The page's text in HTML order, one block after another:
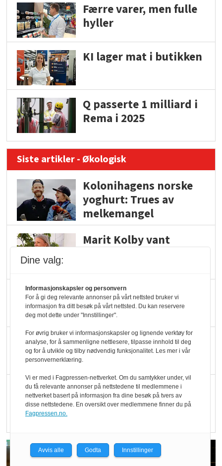
Færre varer, men fulle
hyller
KI lager mat i butikken
Q passerte 1 milliard i
Rema i 2025
Siste artikler - Økologisk
Kolonihagens norske
yoghurt: Trues av
melkemangel
Marit Kolby vant
Blir enklere å velge
økologisk i butikkhylla
Kolonihagen sliter
med å få tak i nok melk
Rapport: Økokundene
er klare! Er markedet
Dine valg:
Informasjonskapsler og personvern
For å gi deg relevante annonser på vårt nettsted bruker vi
informasjon fra ditt besøk på vårt nettsted. Du kan reservere
deg mot dette under "Innstillinger".
For øvrig bruker vi informasjonskapsler og lignende verktøy for
analyse, for å sammenligne nettlesere, tilpasse innhold til deg
og for å utvikle og tilby nødvendig funksjonalitet. Les mer i vår
personvernerklæring.
Vi er med i Fagpressen-nettverket. Om du samtykker under, vil
du få relevante annonser på nettstedene til medlemmene i
nettverket basert på informasjon fra dine besøk på tvers av
disse nettstedene. En oversikt over medlemmene finner du på
Fagpressen.no.
Avvis alle Godta Innstillinger